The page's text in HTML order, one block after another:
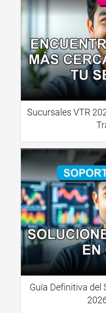
Sucursales VTR
Guía Definitiva del